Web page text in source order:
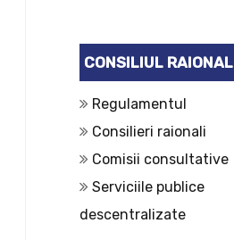
CONSILIUL RAIONAL
Regulamentul
Consilieri raionali
Comisii consultative
Serviciile publice
descentralizate